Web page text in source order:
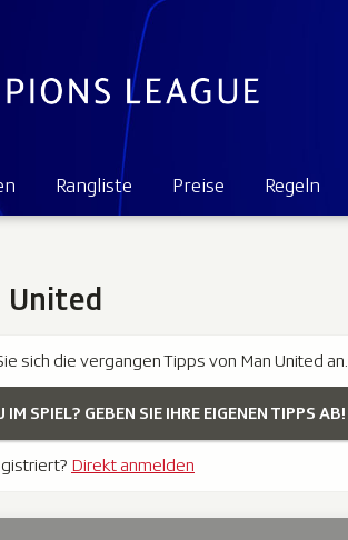
Rangliste Preise Regeln
United
sich die vergangen Tipps von Man United an.
IM SPIEL? GEBEN SIE IHRE EIGENEN TIPPS AB!
Direkt anmelden